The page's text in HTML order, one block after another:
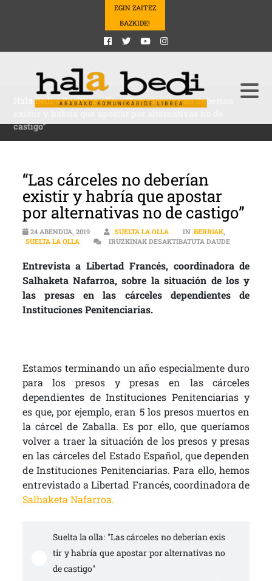
EGIN ZAITEZ
BAZKIDE!
Hala Bedi>Suelta la olla>“Las cárceles no deberían
castigo”
“Las cárceles no deberían
existir y habría que apostar
por alternativas no de castigo”
24 ABENDUA, 2019 SUELTA LA OLLA IN BERRIAK,
SUELTA LA OLLA
IRUZKINAK DESAKTIBATUTA DAUDE“LAS
Entrevista a Libertad Francés, coordinadora de
Salhaketa Nafarroa, sobre la situación de los y
las presas en las cárceles dependientes de
Instituciones Penitenciarias.
Estamos terminando un año especialmente duro
para los presos y presas en las cárceles
dependientes de Instituciones Penitenciarias y
es que, por ejemplo, eran 5 los presos muertos en
la cárcel de Zaballa. Es por ello, que queríamos
volver a traer la situación de los presos y presas
en las cárceles del Estado Español, que dependen
de Instituciones Penitenciarias. Para ello, hemos
entrevistado a Libertad Francés, coordinadora de
Salhaketa Nafarroa.
Suelta la olla: "Las cárceles no deberían exis
tir y habría que apostar por alternativas no
de castigo"